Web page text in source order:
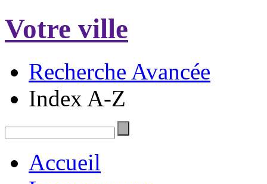
Votre ville
Recherche Avancée
Index A-Z
Accueil